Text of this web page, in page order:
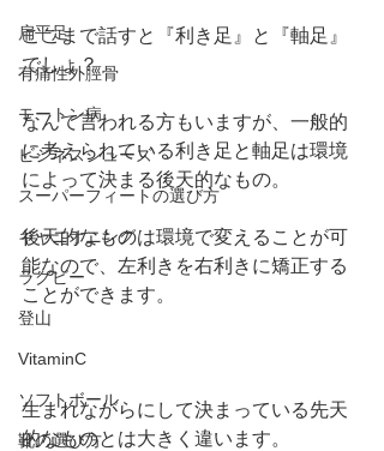
扁平足
有痛性外脛骨
モートン病
ビジネスシューズ
スーパーフィートの選び方
キャニオニング
ラグビー
登山
VitaminC
ソフトボール
靴の選び方
ここまで話すと『利き足』と『軸足』
でしょ？
なんて言われる方もいますが、一般的
に考えられている利き足と軸足は環境
によって決まる後天的なもの。
後天的なものは環境で変えることが可
能なので、左利きを右利きに矯正する
ことができます。
生まれながらにして決まっている先天
的なものとは大きく違います。